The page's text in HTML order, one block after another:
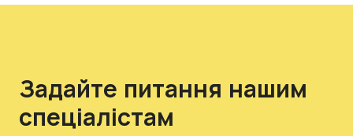
Задайте питання нашим
спеціалістам